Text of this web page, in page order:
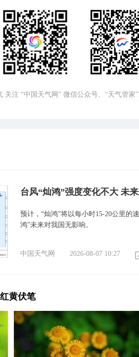
关注 “中国天气网” 微信公众号、“天气管家
台风“灿鸿”强度变化不大 未
预计，“灿鸿”将以每小时15-20公里的
鸿”未来对我国无影响。
中国天气网 2026-08-07 10:27
黄伏笔